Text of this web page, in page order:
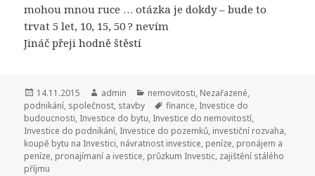
mohou mnou ruce … otázka je dokdy – bude to
trvat 5 let, 10, 15, 50 ? nevím
Jináč přeji hodně štěstí
Publikováno:
14.11.2015 Autor:
admin Rubriky:
nemovitosti, Nezařazené,
podnikání, společnost, stavby Štítky:
finance, Investice do
budoucnosti, Investice do bytu, Investice do nemovitostí,
Investice do podnikání, Investice do pozemků, investiční rozvaha,
koupě bytu na Investici, návratnost investice, peníze, pronájem a
peníze, pronajímaní a ivestice, průzkum Investic, zajištění stálého
příjmu